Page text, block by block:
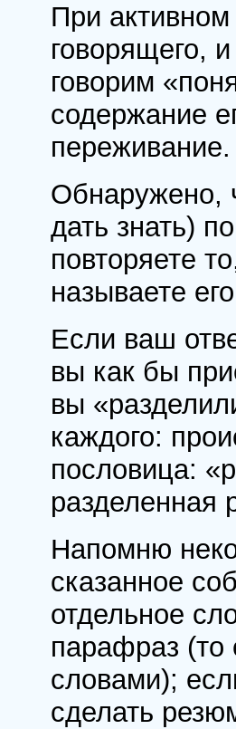
При
говорящего,
говорим
содержание
переживание.
Обнаружено,
дать знать)
повторяете
называете
Если ваш
вы как бы
вы
каждого:
пословица:
разделенная
Напомню
сказанное
отдельное
парафраз (то
словами);
сделать